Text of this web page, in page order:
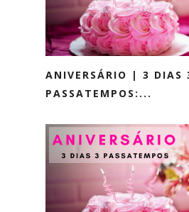
ANIVERSÁRIO | 3 DIAS
PASSATEMPOS:...